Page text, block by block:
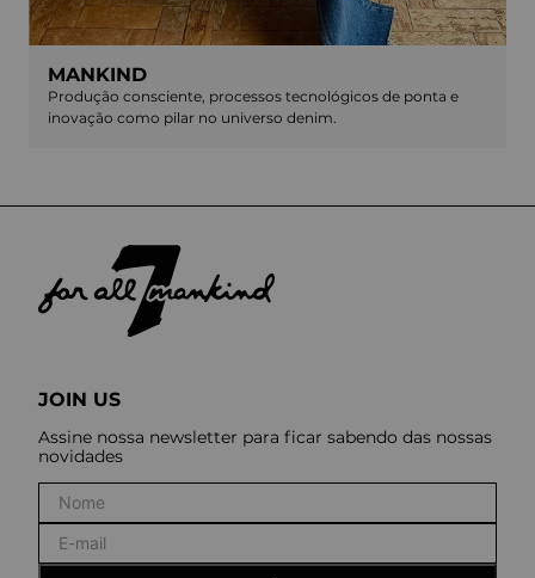
MANKIND
Produção consciente, processos tecnológicos de ponta e
inovação como pilar no universo denim.
JOIN US
Assine nossa newsletter para ficar sabendo das nossas
novidades